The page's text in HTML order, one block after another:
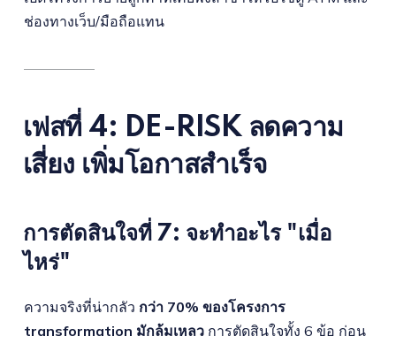
ช่องทางเว็บ/มือถือแทน
เฟสที่ 4: DE-RISK ลดความ
เสี่ยง เพิ่มโอกาสสำเร็จ
การตัดสินใจที่ 7: จะทำอะไร "เมื่อ
ไหร่"
ความจริงที่น่ากลัว กว่า 70% ของโครงการ
transformation มักล้มเหลวการตัดสินใจทั้ง 6 ข้อ ก่อน